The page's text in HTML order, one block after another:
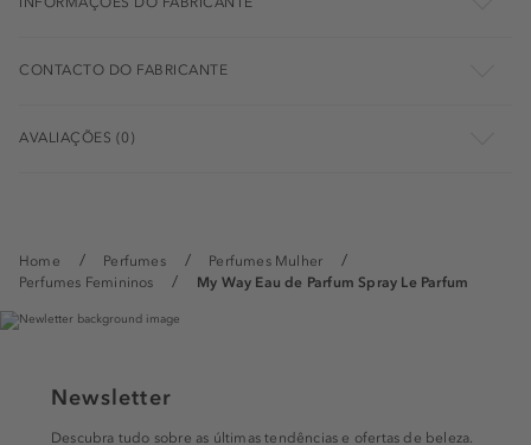
Home Perfumes
Perfumes Mulher
Perfumes Femininos
My Way Eau de Parfum Spray Le Parfum
CONTACTO DO FABRICANTE
AVALIAÇÕES (0)
Newsletter
Descubra tudo sobre as últimas tendências e ofertas de beleza.